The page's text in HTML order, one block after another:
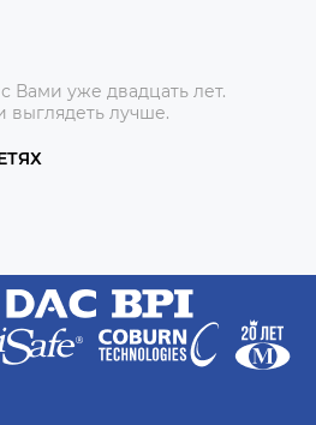
Вами уже двадцать лет.
лучше.